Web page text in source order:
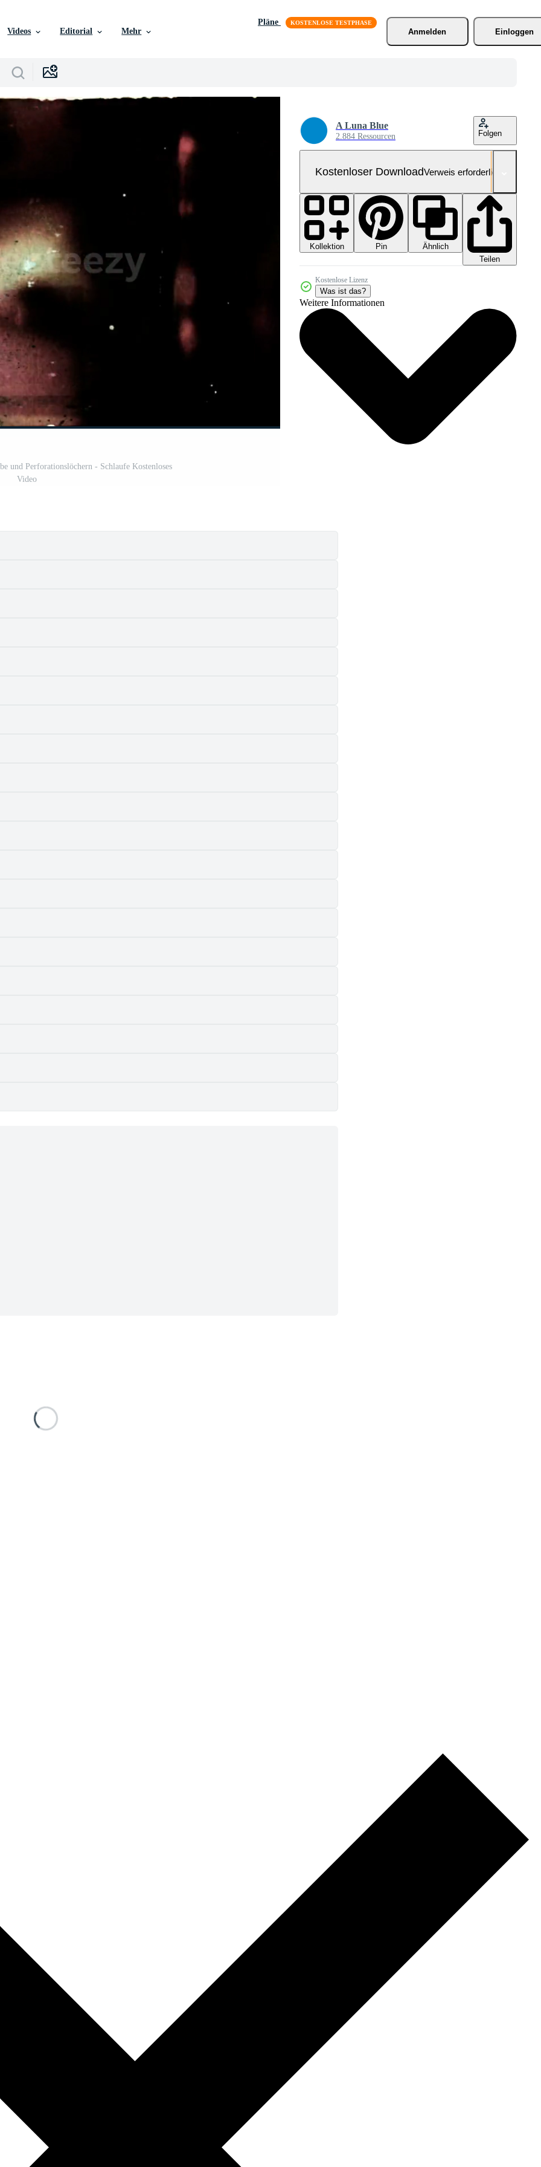
Videos Editorial Mehr
Pläne
Anmelden
Einloggen
und Perforationslöchern - Schlaufe Kostenloses
Video
A Luna Blue
2.884 Ressourcen Folgen
Kostenloser DownloadVerweis erforderlich
Kollektion Pin
Ähnlich
Teilen
Kostenlose Lizenz
Was ist das?
Weitere Informationen